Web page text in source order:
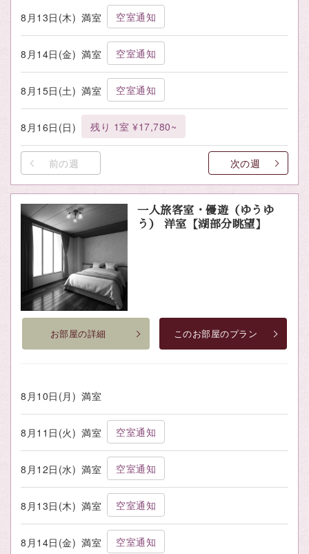
8月13日(木) 満室 空室通知
8月14日(金) 満室 空室通知
8月15日(土) 満室 空室通知
8月16日(日) 残り 1室 ¥17,780~
前の週 次の週
一人旅客室・優遊（ゆうゆ
う） 洋室【湖部分眺望】
お部屋の詳細 このお部屋のプラン
8月10日(月) 満室
8月11日(火) 満室 空室通知
8月12日(水) 満室 空室通知
8月13日(木) 満室 空室通知
8月14日(金) 満室 空室通知